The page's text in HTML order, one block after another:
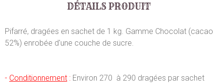
DÉTAILS PRODUIT
Pifarré, dragées en sachet de 1 kg. Gamme Chocolat (cacao
52%) enrobée d'une couche de sucre.
- Conditionnement : Environ 270 à 290 dragées par sachet